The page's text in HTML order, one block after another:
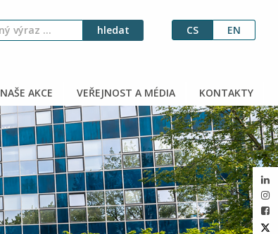
CS EN
NAŠE AKCE VEŘEJNOST A MÉDIA KONTAKTY